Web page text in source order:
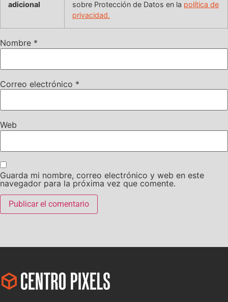
adicional
sobre Protección de Datos en la política de
privacidad.
Nombre *
Correo electrónico *
Web
Guarda mi nombre, correo electrónico y web en este
navegador para la próxima vez que comente.